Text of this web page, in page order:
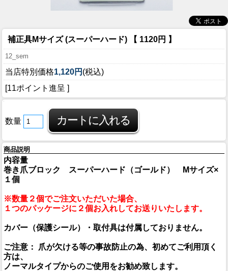
補正具Mサイズ (スーパーハード) 【 1120円 】
12_sem
当店特別価格1,120円 (税込)
[11ポイント進呈 ]
数量
商品説明
内容量
巻き爪ブロック スーパーハード（ゴールド） Mサイズ×
１個
※数量２個でご注文いただいた場合、
１つのパッケージに２個お入れしてお送りいたします。
カバー（保護シール）・取付具は付属しておりません。
ご注意： 爪が欠ける等の事故防止の為、初めてご利用頂く
方は、
ノーマルタイプからのご使用をお勧め致します。